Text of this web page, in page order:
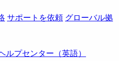
サポートを依頼 グローバル拠
ルプセンター（英語）